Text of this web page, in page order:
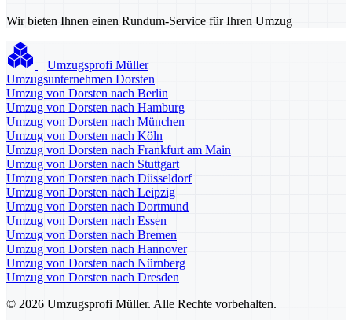
Wir bieten Ihnen einen Rundum-Service für Ihren Umzug
Umzugsprofi Müller
Umzugsunternehmen Dorsten
Umzug von Dorsten nach Berlin
Umzug von Dorsten nach Hamburg
Umzug von Dorsten nach München
Umzug von Dorsten nach Köln
Umzug von Dorsten nach Frankfurt am Main
Umzug von Dorsten nach Stuttgart
Umzug von Dorsten nach Düsseldorf
Umzug von Dorsten nach Leipzig
Umzug von Dorsten nach Dortmund
Umzug von Dorsten nach Essen
Umzug von Dorsten nach Bremen
Umzug von Dorsten nach Hannover
Umzug von Dorsten nach Nürnberg
Umzug von Dorsten nach Dresden
© 2026 Umzugsprofi Müller. Alle Rechte vorbehalten.